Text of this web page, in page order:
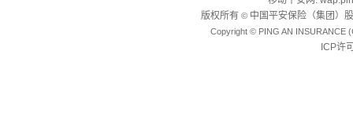
版权所有 © 中国平安保险（集团）
Copyright © PING AN INSURANCE
ICP许